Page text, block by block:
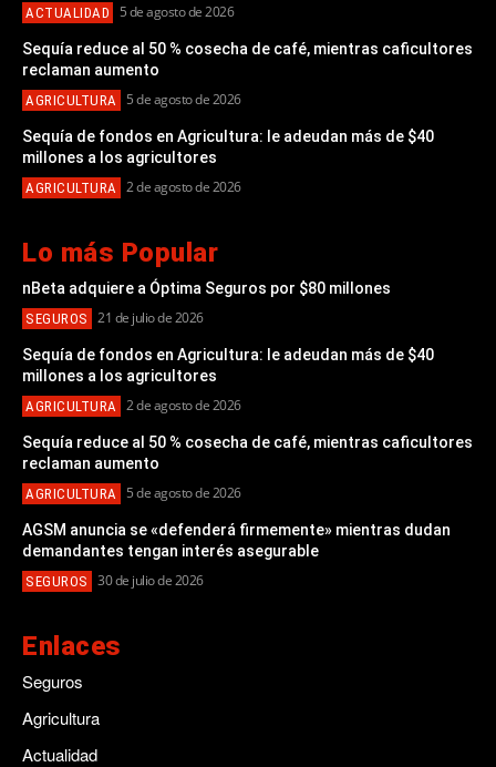
ACTUALIDAD 5 de agosto de 2026
Sequía reduce al 50 % cosecha de café, mientras caficultores
reclaman aumento
AGRICULTURA 5 de agosto de 2026
Sequía de fondos en Agricultura: le adeudan más de $40
millones a los agricultores
AGRICULTURA 2 de agosto de 2026
Lo más Popular
nBeta adquiere a Óptima Seguros por $80 millones
SEGUROS 21 de julio de 2026
Sequía de fondos en Agricultura: le adeudan más de $40
millones a los agricultores
AGRICULTURA 2 de agosto de 2026
Sequía reduce al 50 % cosecha de café, mientras caficultores
reclaman aumento
AGRICULTURA 5 de agosto de 2026
AGSM anuncia se «defenderá firmemente» mientras dudan
demandantes tengan interés asegurable
SEGUROS 30 de julio de 2026
Enlaces
Seguros
Agricultura
Actualidad